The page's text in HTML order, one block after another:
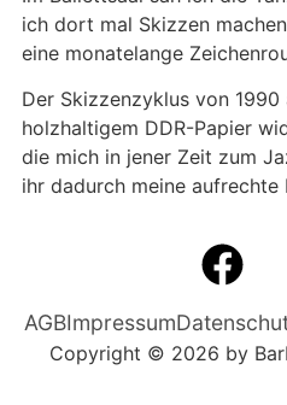
ich dort mal Skizzen
eine monatelange
Der Skizzenzyklus von
holzhaltigem DDR-Papier
die mich in jener Zeit zum
ihr dadurch meine aufrechte
Copyright © 2026 by
AGBImpressum